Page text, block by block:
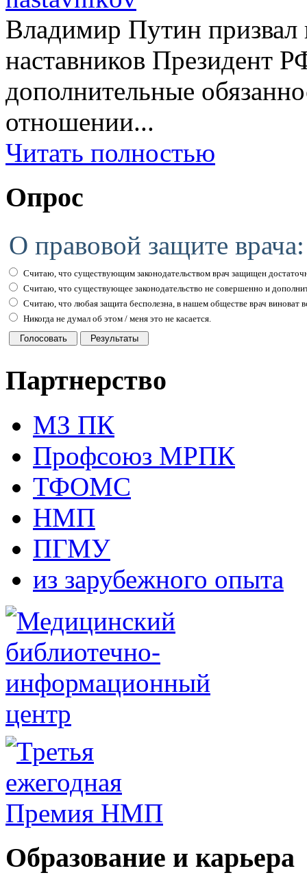
Владимир Путин призвал
наставников Президент
дополнительные
отношении...
Читать полностью
Опрос
О правовой защите врача:
Считаю, что существующим законодательством врач защищен
Считаю, что существующее законодательство не совершенно и
Считаю, что любая защита бесполезна, в нашем обществе врач виноват
Никогда не думал об этом / меня это не касается.
Партнерство
МЗ ПК
Профсоюз МРПК
ТФОМС
НМП
ПГМУ
из зарубежного опыта
Образование и карьера